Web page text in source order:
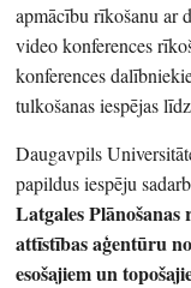
apmācību rīkošanu ar
video konferences
konferences
tulkošanas iespējas
Daugavpils
papildus iespēju
Latgales
attīstības aģentūru
esošajiem un